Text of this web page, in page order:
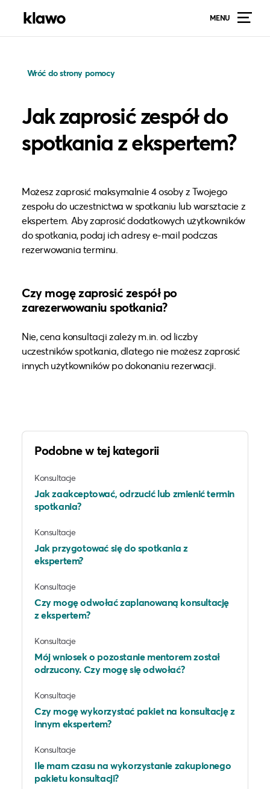
MENU
Wróć do strony pomocy
Jak zaprosić zespół do
spotkania z ekspertem?
Możesz zaprosić maksymalnie 4 osoby z Twojego
zespołu do uczestnictwa w spotkaniu lub warsztacie z
ekspertem. Aby zaprosić dodatkowych użytkowników
do spotkania, podaj ich adresy e-mail podczas
rezerwowania terminu.
Czy mogę zaprosić zespół po
zarezerwowaniu spotkania?
Nie, cena konsultacji zależy m.in. od liczby
uczestników spotkania, dlatego nie możesz zaprosić
innych użytkowników po dokonaniu rezerwacji.
Podobne w tej kategorii
Konsultacje
Jak zaakceptować, odrzucić lub zmienić termin
spotkania?
Konsultacje
Jak przygotować się do spotkania z
ekspertem?
Konsultacje
Czy mogę odwołać zaplanowaną konsultację
z ekspertem?
Konsultacje
Mój wniosek o pozostanie mentorem został
odrzucony. Czy mogę się odwołać?
Konsultacje
Czy mogę wykorzystać pakiet na konsultację z
innym ekspertem?
Konsultacje
Ile mam czasu na wykorzystanie zakupionego
pakietu konsultacji?